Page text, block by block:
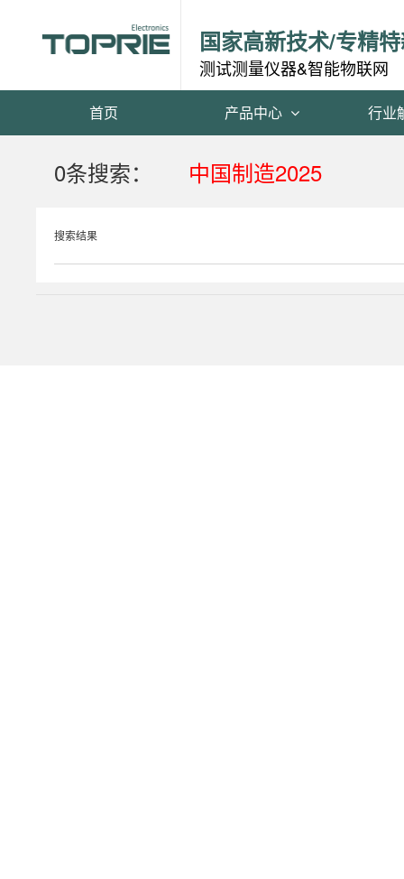
国家高新技术/专精
测试测量仪器&智能物联网
首页 产品中心 行业
0条搜索： 中国制造2025
搜索结果